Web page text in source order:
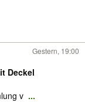
Gestern, 19:00
Deckel
v ...